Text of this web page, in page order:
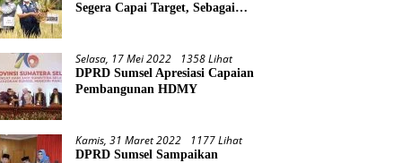
Segera Capai Target, Sebagai
Selasa, 17 Mei 2022 1358 Lihat
DPRD Sumsel Apresiasi Capaian
Pembangunan HDMY
Kamis, 31 Maret 2022 1177 Lihat
DPRD Sumsel Sampaikan